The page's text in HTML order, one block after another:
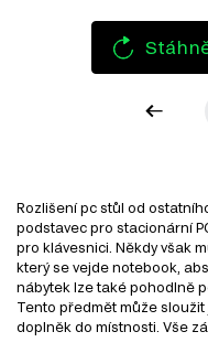
Rozlišení pc stůl od
podstavec pro stacionární
pro klávesnici. Někdy však
který se vejde notebook,
nábytek lze také pohodlně
Tento předmět může
doplněk do místnosti. Vše